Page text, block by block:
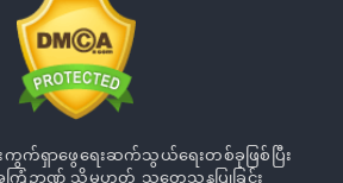
ရှာဖွေရေးဆက်သွယ်ရေးတစ်ခုဖြစ်ပြီး
အကြံဉာဏ် သို့မဟုတ် သုတေသနပြုခြင်း